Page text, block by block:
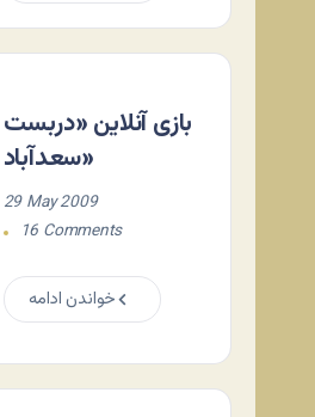
بازی آنلاین «دربست
سعدآباد»
29 May 2009
16 Comments
خواندن ادامه